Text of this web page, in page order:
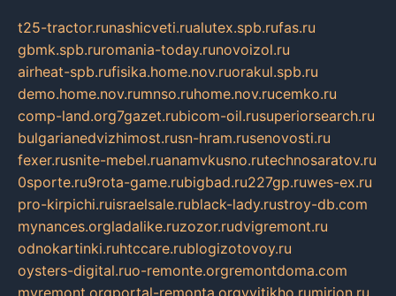
t25-tractor.runashicveti.rualutex.spb.rufas.ru
gbmk.spb.ruromania-today.runovoizol.ru
airheat-spb.rufisika.home.nov.ruorakul.spb.ru
demo.home.nov.rumnso.ruhome.nov.rucemko.ru
comp-land.org7gazet.rubicom-oil.rusuperiorsearch.ru
bulgarianedvizhimost.rusn-hram.rusenovosti.ru
fexer.rusnite-mebel.ruanamvkusno.rutechnosaratov.ru
0sporte.ru9rota-game.rubigbad.ru227gp.ruwes-ex.ru
pro-kirpichi.ruisraelsale.rublack-lady.rustroy-db.com
mynances.orgladalike.ruzozor.rudvigremont.ru
odnokartinki.ruhtccare.rublogizotovoy.ru
oysters-digital.ruo-remonte.orgremontdoma.com
myremont.orgportal-remonta.orgvyitikho.rumirjon.ru